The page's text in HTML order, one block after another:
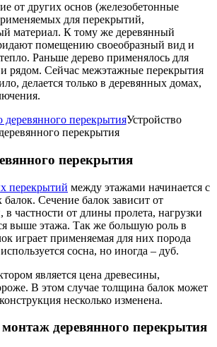
от других основ (железобетонные
для перекрытий,
материал. К тому же деревянный
помещению своеобразный вид и
Раньше дерево применялось для
рядом. Сейчас межэтажные перекрытия
делается только в деревянных домах,
Устройство
деревянного перекрытия
перекрытия
перекрытий между этажами начинается с
Сечение балок зависит от
в частности от длины пролета, нагрузки
выше этажа. Так же большую роль в
играет применяемая для них порода
сосна, но иногда – дуб.
является цена древесины,
В этом случае толщина балок может
несколько изменена.
деревянного перекрытия